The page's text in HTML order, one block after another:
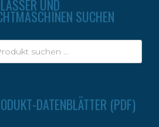
UND
SUCHEN
DATENBLÄTTER (PDF)